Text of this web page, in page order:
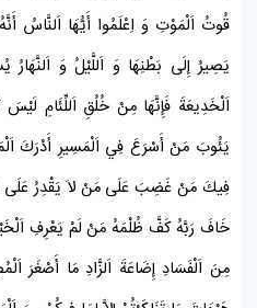
قُوتُ اَلْمَوْتِ وَ اِعْلَمُوا أَيُّهَا اَلنَّاسُ
يَصِيرُ إِلَى بَطْنِهَا وَ اَللَّيْلُ وَ
اَلْخَدِيعَةَ فَإِنَّهَا مِنْ خُلُقِ اَللِّئَامِ
يَئُوبَ مَنْ أَسْرَعَ فِي اَلْمَسِيرِ أَدْرَكَ
فِيكَ مَنْ غَضِبَ عَلَى مَنْ لاَ يَقْدِرُ
خَافَ رَبَّهُ كَفَّ ظُلْمَهُ مَنْ لَمْ يَعْرِفِ
مِنَ اَلْفَسَادِ إِضَاعَةَ اَلزَّادِ مَا أَصْغَرَ